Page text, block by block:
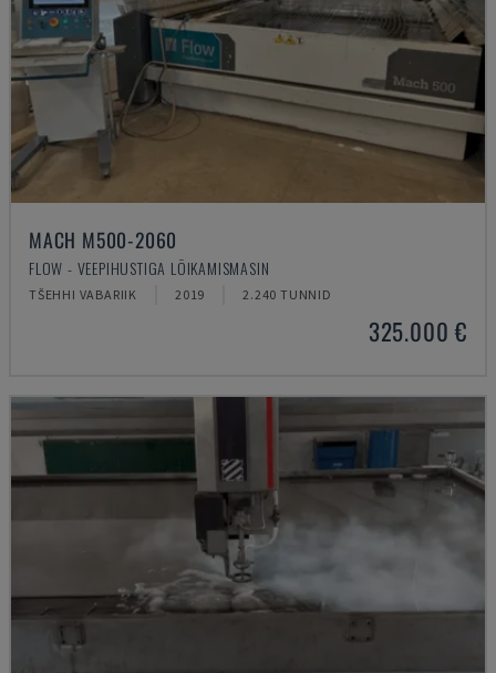
MACH M500-2060
FLOW - VEEPIHUSTIGA LÕIKAMISMASIN
TŠEHHI VABARIIK 2019 2.240 TUNNID
325.000 €